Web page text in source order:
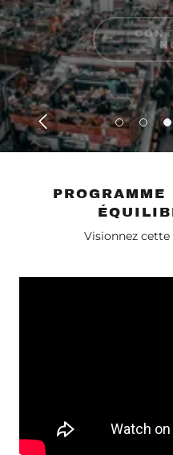
Visionnez